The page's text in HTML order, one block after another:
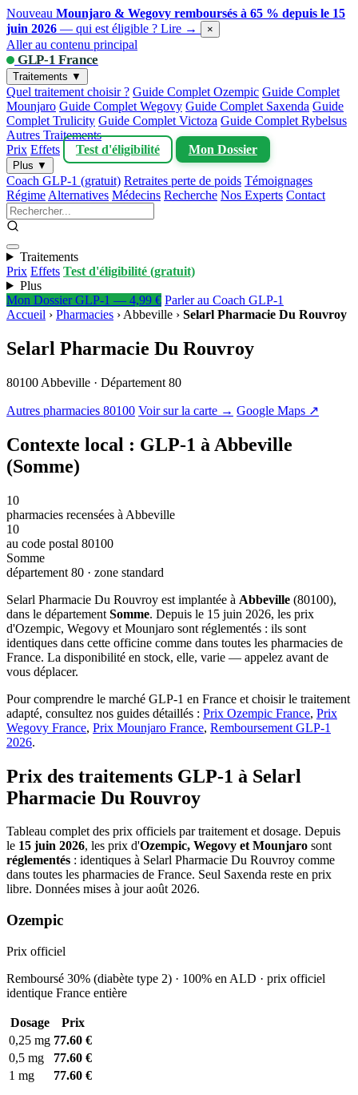
Nouveau Mounjaro & Wegovy remboursés à 65 % depuis le 15
juin 2026 — qui est éligible ? Lire → ×
Aller au contenu principal
GLP-1 France
Traitements ▼
Quel traitement choisir ? Guide Complet Ozempic Guide Complet
Mounjaro Guide Complet Wegovy Guide Complet Saxenda Guide
Complet Trulicity Guide Complet Victoza Guide Complet Rybelsus
Autres Traitements
Prix Effets Test d'éligibilité Mon Dossier
Plus ▼
Coach GLP-1 (gratuit) Retraites perte de poids Témoignages
Régime Alternatives Médecins Recherche Nos Experts Contact
Traitements
Prix Effets Test d'éligibilité (gratuit)
Plus
Mon Dossier GLP-1 — 4,99 € Parler au Coach GLP-1
Accueil › Pharmacies › Abbeville › Selarl Pharmacie Du Rouvroy
Selarl Pharmacie Du Rouvroy
80100 Abbeville · Département 80
Autres pharmacies 80100 Voir sur la carte → Google Maps ↗
Contexte local : GLP-1 à Abbeville
(Somme)
10
pharmacies recensées à Abbeville
10
au code postal 80100
Somme
département 80 · zone standard
Selarl Pharmacie Du Rouvroy est implantée à Abbeville (80100),
dans le département Somme. Depuis le 15 juin 2026, les prix
d'Ozempic, Wegovy et Mounjaro sont réglementés : ils sont
identiques dans cette officine comme dans toutes les pharmacies de
France. La disponibilité en stock, elle, varie — appelez avant de
vous déplacer.
Pour comprendre le marché GLP-1 en France et choisir le traitement
adapté, consultez nos guides détaillés : Prix Ozempic France, Prix
Wegovy France, Prix Mounjaro France, Remboursement GLP-1
2026.
Prix des traitements GLP-1 à Selarl
Pharmacie Du Rouvroy
Tableau complet des prix officiels par traitement et dosage. Depuis
le 15 juin 2026, les prix d'Ozempic, Wegovy et Mounjaro sont
réglementés : identiques à Selarl Pharmacie Du Rouvroy comme
dans toutes les pharmacies de France. Seul Saxenda reste en prix
libre. Données mises à jour août 2026.
Ozempic
Prix officiel
Remboursé 30% (diabète type 2) · 100% en ALD · prix officiel
identique France entière
Dosage
Prix
0,25 mg 77.60 €
0,5 mg
77.60 €
1 mg
77.60 €